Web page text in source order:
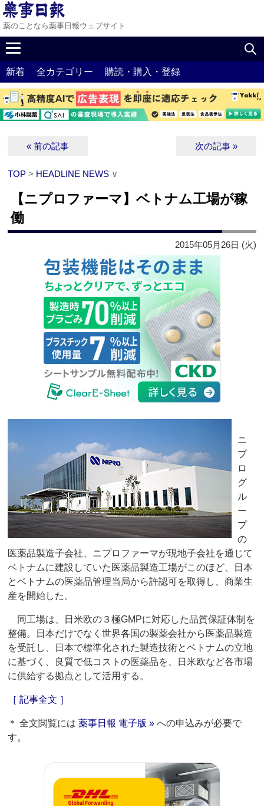
薬のことなら薬事日報ウェブサイト
新着 全カテゴリー 購読・購入・登録
« 前の記事 次の記事 »
TOP > HEADLINE NEWS ∨
【ニプロファーマ】ベトナム工場が稼
働
2015年05月26日 (火)
ニ
プ
ロ
グ
ル
ー
プ
の
医薬品製造子会社、ニプロファーマが現地子会社を通じて
ベトナムに建設していた医薬品製造工場がこのほど、日本
とベトナムの医薬品管理当局から許認可を取得し、商業生
産を開始した。
同工場は、日米欧の３極GMPに対応した品質保証体制を
整備。日本だけでなく世界各国の製薬会社から医薬品製造
を受託し、日本で標準化された製造技術とベトナムの立地
に基づく、良質で低コストの医薬品を、日米欧など各市場
に供給する拠点として活用する。
［ 記事全文 ］
＊ 全文閲覧には薬事日報 電子版 » への申込みが必要で
す。